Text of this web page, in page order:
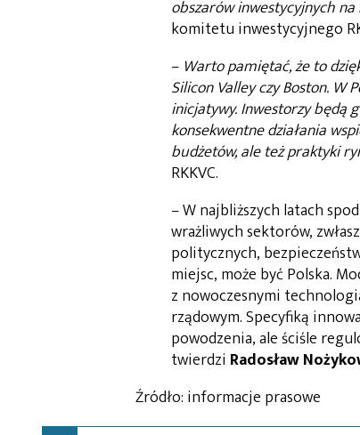
obszarów inwestycyjnych
komitetu inwestycyjnego
– Warto pamiętać, że to
Silicon Valley czy Boston.
inicjatywy. Inwestorzy będą
konsekwentne działania
budżetów, ale też praktyki
RKKVC.
– W najbliższych latach
wrażliwych sektorów,
politycznych,
miejsc, może być Polska.
z nowoczesnymi
rządowym. Specyfiką
powodzenia, ale ściśle
twierdzi Radosław
Źródło: informacje prasowe